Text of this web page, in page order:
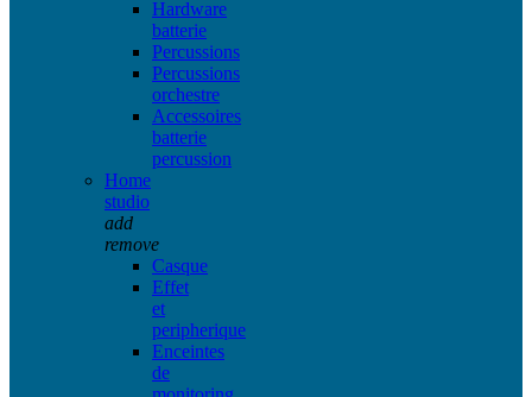
Hardware
batterie
Percussions
Percussions
orchestre
Accessoires
batterie
percussion
Home
studio
add
remove
Casque
Effet
et
peripherique
Enceintes
de